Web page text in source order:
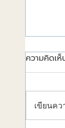
ความคิดเห็
เขียนค